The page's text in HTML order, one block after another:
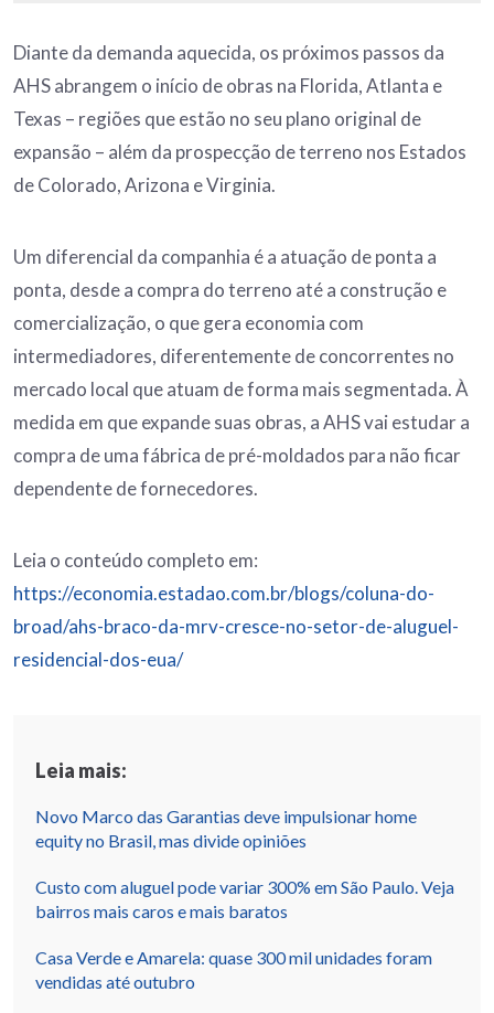
Diante da demanda aquecida, os próximos passos da
AHS abrangem o início de obras na Florida, Atlanta e
Texas – regiões que estão no seu plano original de
expansão – além da prospecção de terreno nos Estados
de Colorado, Arizona e Virginia.
Um diferencial da companhia é a atuação de ponta a
ponta, desde a compra do terreno até a construção e
comercialização, o que gera economia com
intermediadores, diferentemente de concorrentes no
mercado local que atuam de forma mais segmentada. À
medida em que expande suas obras, a AHS vai estudar a
compra de uma fábrica de pré-moldados para não ficar
dependente de fornecedores.
Leia o conteúdo completo em:
https://economia.estadao.com.br/blogs/coluna-do-
broad/ahs-braco-da-mrv-cresce-no-setor-de-aluguel-
residencial-dos-eua/
Leia mais:
Novo Marco das Garantias deve impulsionar home
equity no Brasil, mas divide opiniões
Custo com aluguel pode variar 300% em São Paulo. Veja
bairros mais caros e mais baratos
Casa Verde e Amarela: quase 300 mil unidades foram
vendidas até outubro